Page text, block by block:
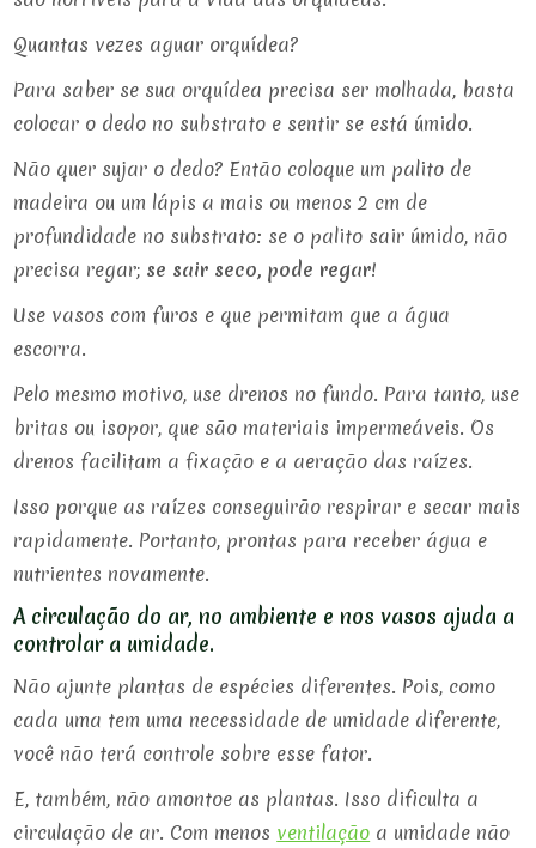
Quantas vezes aguar orquídea?
Para saber se sua orquídea precisa ser molhada, basta
colocar o dedo no substrato e sentir se está úmido.
Não quer sujar o dedo? Então coloque um palito de
madeira ou um lápis a mais ou menos 2 cm de
profundidade no substrato: se o palito sair úmido, não
precisa regar; se sair seco, pode regar!
Use vasos com furos e que permitam que a água
escorra.
Pelo mesmo motivo, use drenos no fundo. Para tanto, use
britas ou isopor, que são materiais impermeáveis. Os
drenos facilitam a fixação e a aeração das raízes.
Isso porque as raízes conseguirão respirar e secar mais
rapidamente. Portanto, prontas para receber água e
nutrientes novamente.
A circulação do ar, no ambiente e nos vasos ajuda a
controlar a umidade.
Não ajunte plantas de espécies diferentes. Pois, como
cada uma tem uma necessidade de umidade diferente,
você não terá controle sobre esse fator.
E, também, não amontoe as plantas. Isso dificulta a
circulação de ar. Com menos ventilação a umidade não